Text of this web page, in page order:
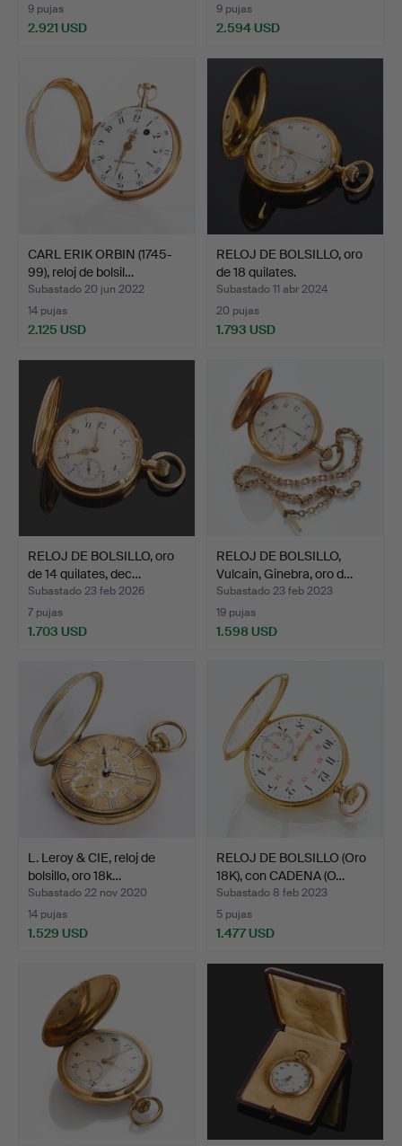
9 pujas
2.921 USD
9 pujas
2.594 USD
CARL ERIK ORBIN (1745-
99), reloj de bolsil…
Subastado 20 jun 2022
14 pujas
2.125 USD
RELOJ DE BOLSILLO, oro
de 18 quilates.
Subastado 11 abr 2024
20 pujas
1.793 USD
RELOJ DE BOLSILLO, oro
de 14 quilates, dec…
Subastado 23 feb 2026
7 pujas
1.703 USD
RELOJ DE BOLSILLO,
Vulcain, Ginebra, oro d…
Subastado 23 feb 2023
19 pujas
1.598 USD
L. Leroy & CIE, reloj de
bolsillo, oro 18k…
Subastado 22 nov 2020
14 pujas
1.529 USD
RELOJ DE BOLSILLO (Oro
18K), con CADENA (O…
Subastado 8 feb 2023
5 pujas
1.477 USD